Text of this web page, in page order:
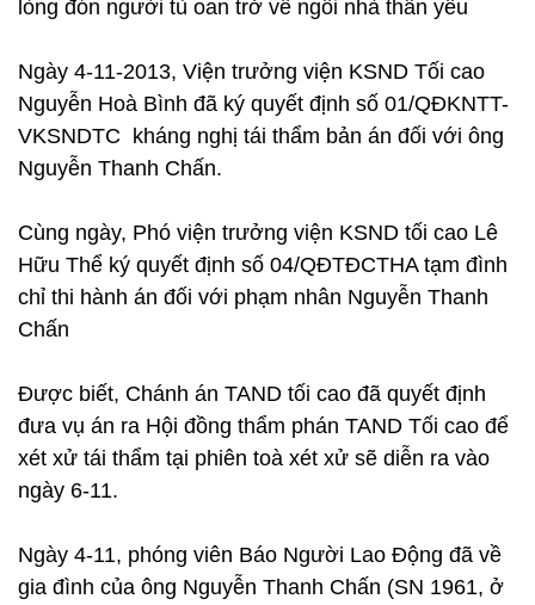
lòng đón người tù oan trở về ngôi nhà thân yêu
Ngày 4-11-2013, Viện trưởng viện KSND Tối cao
Nguyễn Hoà Bình đã ký quyết định số 01/QĐKNTT-
VKSNDTC kháng nghị tái thẩm bản án đối với ông
Nguyễn Thanh Chấn.
Cùng ngày, Phó viện trưởng viện KSND tối cao Lê
Hữu Thể ký quyết định số 04/QĐTĐCTHA tạm đình
chỉ thi hành án đối với phạm nhân Nguyễn Thanh
Chấn
Được biết, Chánh án TAND tối cao đã quyết định
đưa vụ án ra Hội đồng thẩm phán TAND Tối cao để
xét xử tái thẩm tại phiên toà xét xử sẽ diễn ra vào
ngày 6-11.
Ngày 4-11, phóng viên Báo Người Lao Động đã về
gia đình của ông Nguyễn Thanh Chấn (SN 1961, ở